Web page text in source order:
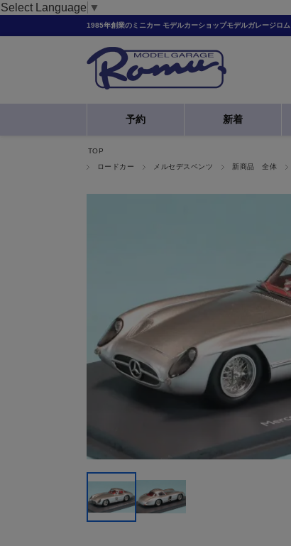
Select Language ▼
1985年創業のミニカー モデルカーショップモデルガレージロ
予約 新着
TOP
ロードカー
メルセデスベンツ 新商品 全体